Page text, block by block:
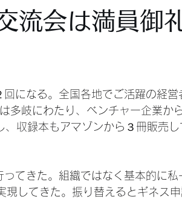
流会は満員御
になる。全国各地でご活躍の経営
多岐にわたり、ベンチャー企業か
収録本もアマゾンから３冊販売し
てきた。組織ではなく基本的に私
してきた。振り替えるとギネス申